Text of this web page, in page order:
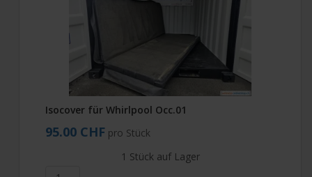
Isocover für Whirlpool Occ.01
95.00 CHF pro Stück
1 Stück auf Lager